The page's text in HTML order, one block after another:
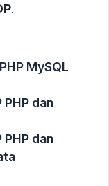
.
MySQL
PHP dan
PHP dan